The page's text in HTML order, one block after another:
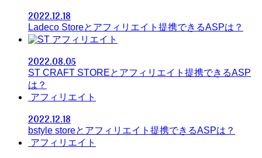
2022.12.18
Ladeco Storeとアフィリエイト提携できるASPは？
アフィリエイト
2022.08.05
ST CRAFT STOREとアフィリエイト提携できるASP
は？
アフィリエイト
2022.12.18
bstyle storeとアフィリエイト提携できるASPは？
アフィリエイト